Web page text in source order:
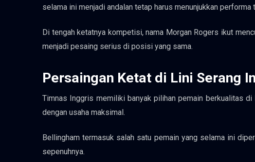
selama ini menjadi andalan tetap harus menunjukkan performa
Di tengah ketatnya kompetisi, nama Morgan Rogers ikut
menjadi pesaing serius di posisi yang sama.
Persaingan Ketat di Lini Serang
Timnas Inggris memiliki banyak pilihan pemain berkualitas
dengan usaha maksimal.
Bellingham termasuk salah satu pemain yang selama ini
sepenuhnya.